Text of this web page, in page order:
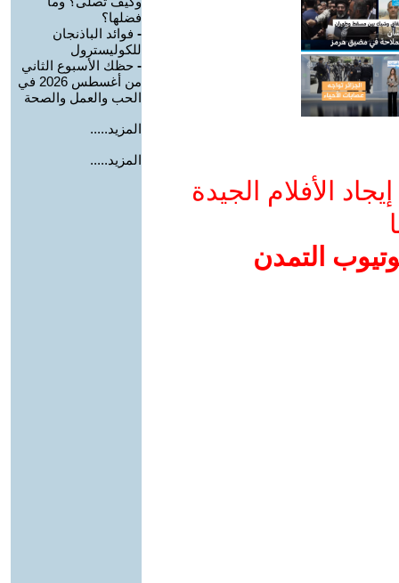
الأفلام الجيدة
التمدن
فضلها؟
- فوائد الباذنجان
للكوليسترول
- حظك الأسبوع الثاني
من أغسطس 2026 في
الحب والعمل والصحة
المزيد.....
المزيد.....